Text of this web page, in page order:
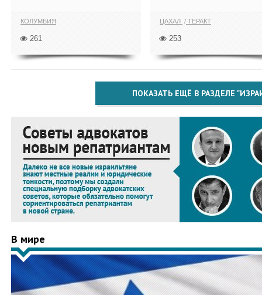
КОЛУМБИЯ
261
ЦАХАЛ ТЕРАКТ
253
ПОКАЗАТЬ ЕЩЁ В РАЗДЕЛЕ
В мире